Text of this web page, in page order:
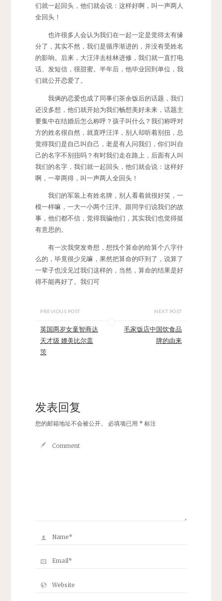
们就一起回头，他们就会说：这样好啊，叫一声两人
全回头！
也许很多人会认为我们在一起一定是觉得太有缘
分了，其实不然，我们是循序渐进的，并没有受姓名
的影响。后来，大汪洋去桂林进修，我们就一直打电
话、发短信，很甜蜜。半年后，他毕业回到单位，我
们就公开恋爱了。
我俩的恋爱也成了同事们茶余饭后的话题，我们
还没多想，他们就开始为我们畅想美好未来，话题主
要集中在结婚后怎么称呼？孩子叫什么？我们称呼对
方的姓名很自然，就直呼汪洋，别人却听着别扭，总
觉得我们是自己叫自己，老是有人问我们，你们叫自
己的名字不别扭吗？有时我们走在路上，后面有人叫
我们的名字，我们就一起回头，他们就会说：这样好
啊，一举两得，叫一声两人全回头！
我们的军装上有姓名牌，别人看着就很好笑，一
模一样嘛，一大一小两个汪洋。跟同学们说我们的故
事，他们都不信，觉得我骗他们，其实我们也觉得挺
有意思的。
有一次我突发奇想，想找个算命的给算个八字什
么的，毕竟很少见嘛，果然把算命的吓到了，说算了
一辈子也没见过我们这样的，当然，算命的结果是好
得不能再好了。我们可
PREVIOUS POST
英国两岁女童智商达
天才级 媲美比尔盖
茨
NEXT POST
毛家饭店中国饮食品
牌的由来
发表回复
您的邮箱地址不会被公开。 必填项已用 *标注